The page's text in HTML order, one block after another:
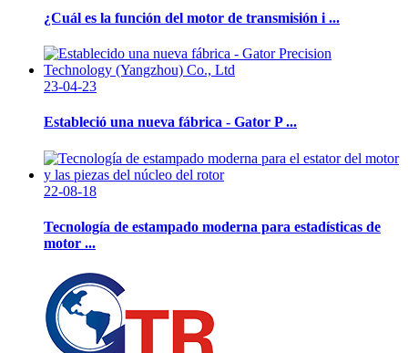
¿Cuál es la función del motor de transmisión i ...
23-04-23
Estableció una nueva fábrica - Gator P ...
22-08-18
Tecnología de estampado moderna para estadísticas de
motor ...